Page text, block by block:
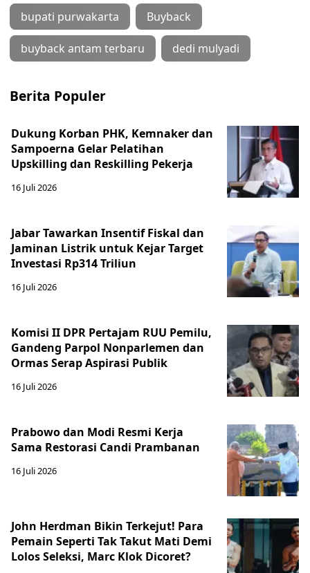
bupati purwakarta Buyback
buyback antam terbaru dedi mulyadi
Berita Populer
Dukung Korban PHK, Kemnaker dan
Sampoerna Gelar Pelatihan
Upskilling dan Reskilling Pekerja
16 Juli 2026
Jabar Tawarkan Insentif Fiskal dan
Jaminan Listrik untuk Kejar Target
Investasi Rp314 Triliun
16 Juli 2026
Komisi II DPR Pertajam RUU Pemilu,
Gandeng Parpol Nonparlemen dan
Ormas Serap Aspirasi Publik
16 Juli 2026
Prabowo dan Modi Resmi Kerja
Sama Restorasi Candi Prambanan
16 Juli 2026
John Herdman Bikin Terkejut! Para
Pemain Seperti Tak Takut Mati Demi
Lolos Seleksi, Marc Klok Dicoret?